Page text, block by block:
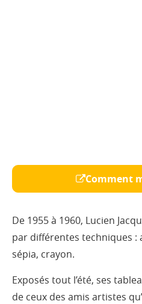
Comment
De 1955 à 1960, Lucien
par différentes techniques :
sépia, crayon.
Exposés tout l’été, ses
de ceux des amis artistes